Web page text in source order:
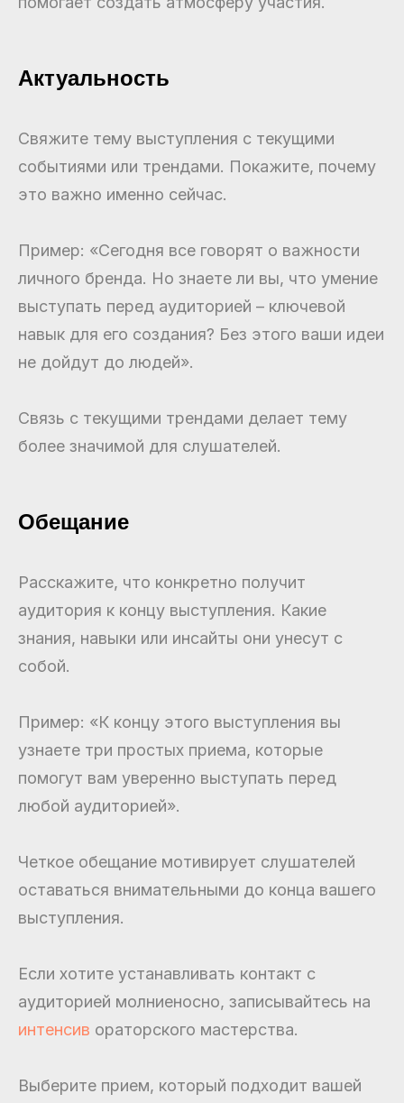
Актуальность
Свяжите тему выступления с текущими
событиями или трендами. Покажите, почему
это важно именно сейчас.
Пример: «Сегодня все говорят о важности
личного бренда. Но знаете ли вы, что умение
выступать перед аудиторией – ключевой
навык для его создания? Без этого ваши идеи
не дойдут до людей».
Связь с текущими трендами делает тему
более значимой для слушателей.
Обещание
Расскажите, что конкретно получит
аудитория к концу выступления. Какие
знания, навыки или инсайты они унесут с
собой.
Пример: «К концу этого выступления вы
узнаете три простых приема, которые
помогут вам уверенно выступать перед
любой аудиторией».
Четкое обещание мотивирует слушателей
оставаться внимательными до конца вашего
выступления.
Если хотите устанавливать контакт с
аудиторией молниеносно, записывайтесь на
интенсив ораторского мастерства.
Выберите прием, который подходит вашей